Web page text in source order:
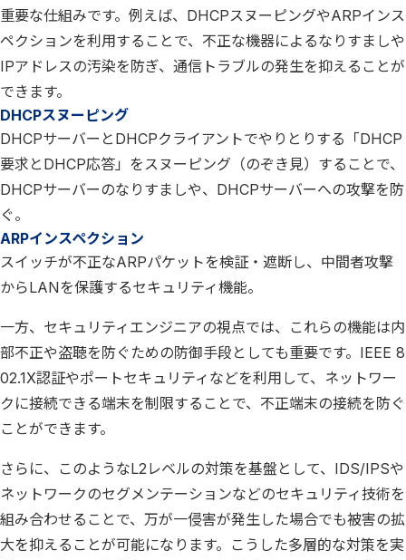
重要な仕組みです。例えば、DHCPスヌーピングやARPインス
ペクションを利用することで、不正な機器によるなりすましや
IPアドレスの汚染を防ぎ、通信トラブルの発生を抑えることが
できます。
DHCPスヌーピング
DHCPサーバーとDHCPクライアントでやりとりする「DHCP
要求とDHCP応答」をスヌーピング（のぞき見）することで、
DHCPサーバーのなりすましや、DHCPサーバーへの攻撃を防
ぐ。
ARPインスペクション
スイッチが不正なARPパケットを検証・遮断し、中間者攻撃
からLANを保護するセキュリティ機能。
一方、セキュリティエンジニアの視点では、これらの機能は内
部不正や盗聴を防ぐための防御手段としても重要です。IEEE 8
02.1X認証やポートセキュリティなどを利用して、ネットワー
クに接続できる端末を制限することで、不正端末の接続を防ぐ
ことができます。
さらに、このようなL2レベルの対策を基盤として、IDS/IPSや
ネットワークのセグメンテーションなどのセキュリティ技術を
組み合わせることで、万が一侵害が発生した場合でも被害の拡
大を抑えることが可能になります。こうした多層的な対策を実